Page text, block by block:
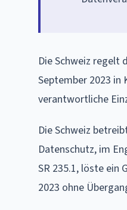
Die Schweiz regelt
September 2023 in
verantwortliche
Die Schweiz
Datenschutz, im
SR 235.1, löste
2023 ohne